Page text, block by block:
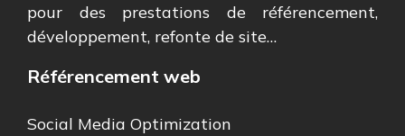
pour des prestations de référencement,
développement, refonte de site…
Référencement web
Social Media Optimization